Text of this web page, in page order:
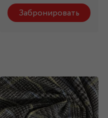
Забронировать